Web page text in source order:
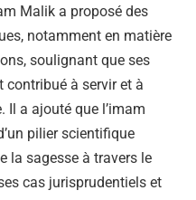
Malik a proposé des
notamment en matière
soulignant que ses
contribué à servir et à
Il a ajouté que l’imam
pilier scientifique
la sagesse à travers le
cas jurisprudentiels et